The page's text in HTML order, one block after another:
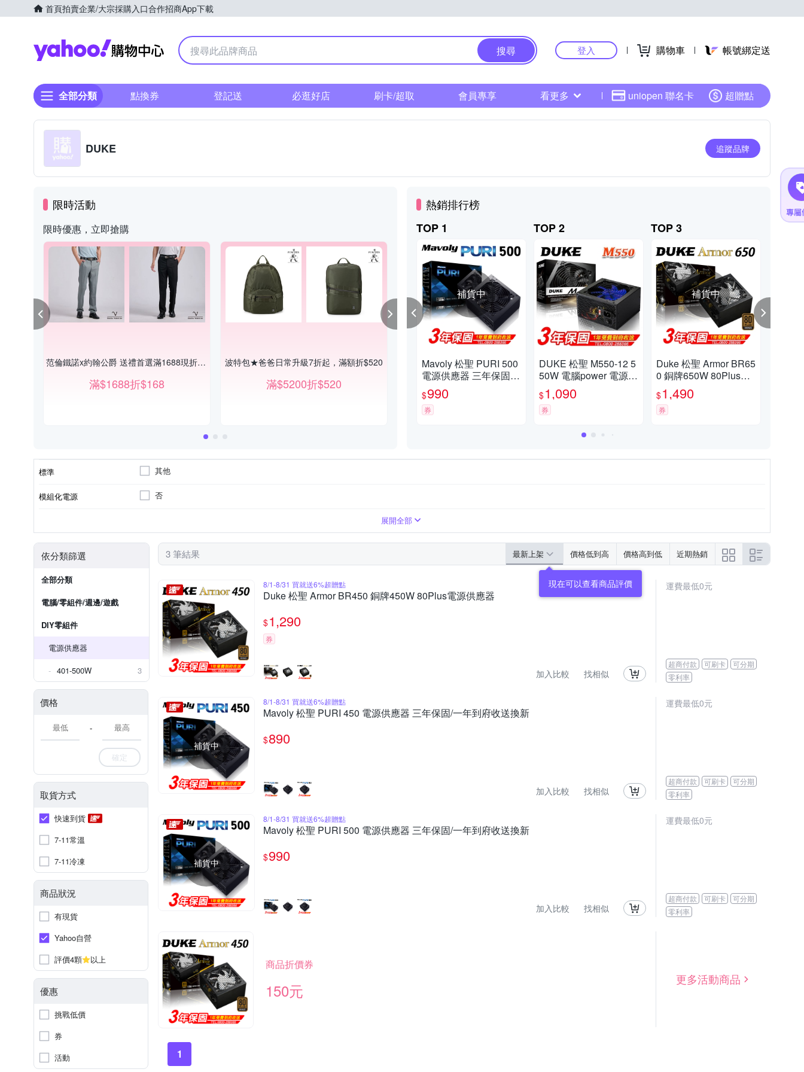
首頁拍賣企業/大宗採購入口合作招商App下載
Yahoo購物中心
搜尋 登入 購物車 帳號綁定送
全部分類 點換券 登記送 必逛好店 刷卡/超取 會員專享 看更多 uniopen 聯名卡 超贈點
DUKE 追蹤品牌
限時活動
限時優惠，立即搶購
范倫鐵諾x約翰公爵 送禮首選滿1688現折168
滿$1688折$168
波特包★爸爸日常升級7折起，滿額折$520
滿$5200折$520
【PORTER 品牌券】限時2天 滿2000享9折
滿2000享9折
包包任選三件1200
滿件折扣活動，購物任選3件固定1,200元、任選6件固定2,400元，依此類推。
熱銷排行榜
TOP 1
補貨中
Mavoly 松聖 PURI 500
電源供應器 三年保固/
一年到府收送換新
$990
券
TOP 2
DUKE 松聖 M550-12 5
50W 電腦power 電源供
應器
$1,090
券
TOP 3
補貨中
Duke 松聖 Armor BR65
0 銅牌650W 80Plus電
源供應器
$1,490
券
標準 其他
模組化電源 否
展開全部
依分類篩選
全部分類
電腦/零組件/週邊/遊戲
DIY零組件
電源供應器
401-500W
3
價格
-
確定
取貨方式
快速到貨
7-11常溫
7-11冷凍
商品狀況
有現貨
Yahoo自營
評價4顆
以上
優惠
挑戰低價
券
活動
3 筆結果 最新上架 價格低到高 價格高到低 近期熱銷
現在可以查看商品評價
8/1-8/31 買就送6%超贈點
Duke 松聖 Armor BR450 銅牌450W 80Plus電源供應器
$1,290
券
加入比較 找相似
運費最低0元
超商付款 可刷卡
可分期
零利率
補貨中
8/1-8/31 買就送6%超贈點
Mavoly 松聖 PURI 450 電源供應器 三年保固/一年到府收送換新
$890
加入比較 找相似
運費最低0元
超商付款 可刷卡
可分期
零利率
補貨中
8/1-8/31 買就送6%超贈點
Mavoly 松聖 PURI 500 電源供應器 三年保固/一年到府收送換新
$990
加入比較 找相似
運費最低0元
超商付款 可刷卡
可分期
零利率
商品折價券
150元
更多活動商品
1